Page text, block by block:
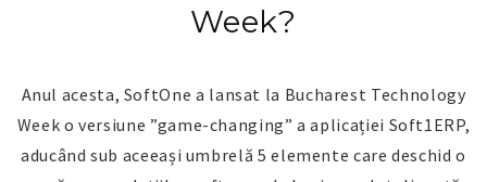
Week?
Anul acesta, SoftOne a lansat la Bucharest Technology
Week o versiune ”game-changing” a aplicației Soft1ERP,
aducând sub aceeași umbrelă 5 elemente care deschid o